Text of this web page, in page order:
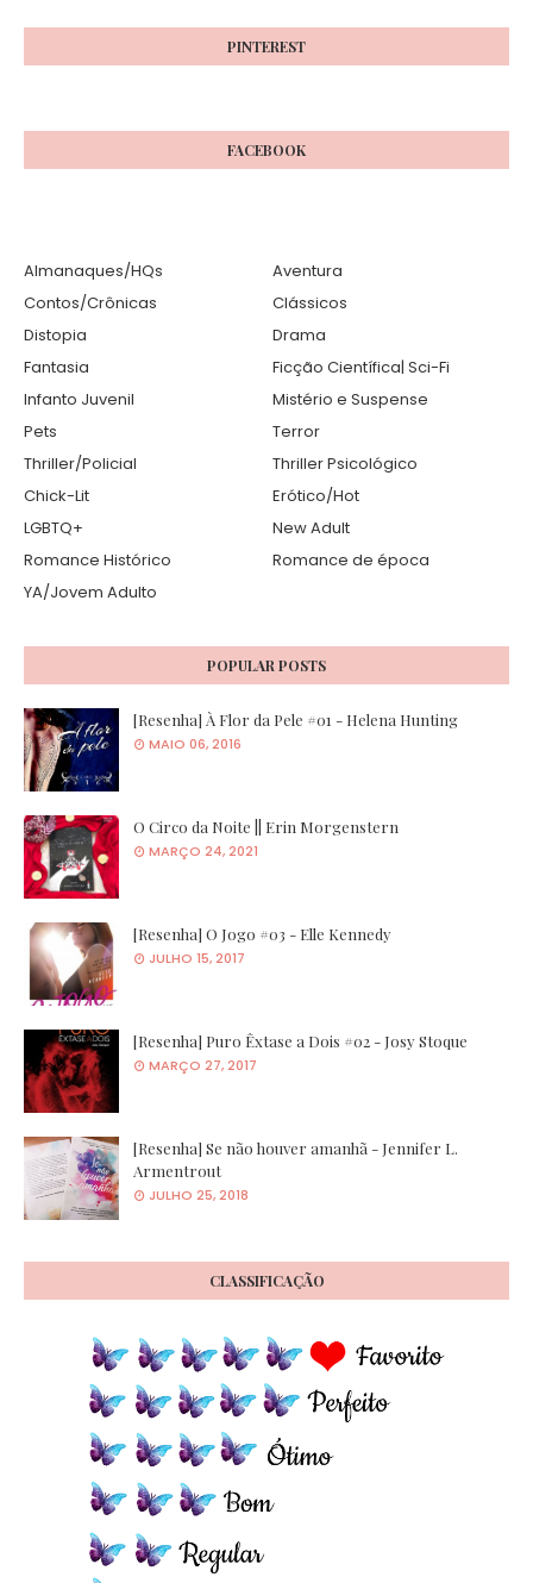
PINTEREST
FACEBOOK
Almanaques/HQs
Aventura
Contos/Crônicas
Clássicos
Distopia
Drama
Fantasia
Ficção Científica| Sci-Fi
Infanto Juvenil
Mistério e Suspense
Pets
Terror
Thriller/Policial
Thriller Psicológico
Chick-Lit
Erótico/Hot
LGBTQ+
New Adult
Romance Histórico
Romance de época
YA/Jovem Adulto
POPULAR POSTS
[Resenha] À Flor da Pele #01 - Helena Hunting
MAIO 06, 2016
O Circo da Noite || Erin Morgenstern
MARÇO 24, 2021
[Resenha] O Jogo #03 - Elle Kennedy
JULHO 15, 2017
[Resenha] Puro Êxtase a Dois #02 - Josy Stoque
MARÇO 27, 2017
[Resenha] Se não houver amanhã - Jennifer L.
Armentrout
JULHO 25, 2018
CLASSIFICAÇÃO